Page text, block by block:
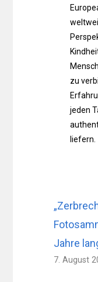
zu
jeden
liefern.
Jahre
7. August